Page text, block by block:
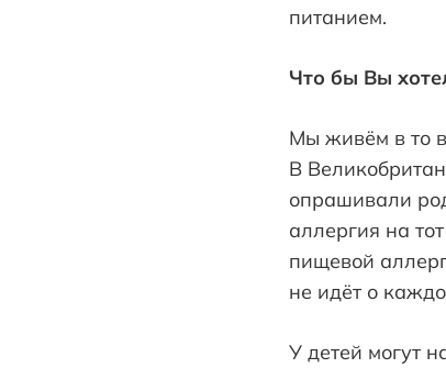
питанием.
Что бы Вы
Мы живём в то
В
опрашивали
аллергия на
пищевой
не идёт о
У детей могут